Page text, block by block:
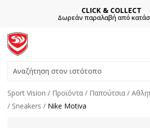
CLICK & COLLECT
Δωρεάν παραλαβή από
Αναζήτηση στον ιστότοπο
Sport Vision Προϊόντα Παπούτσια
Sneakers
Nike Motiva